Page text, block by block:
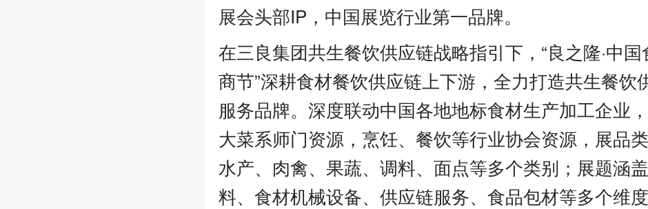
展会头部IP，中国展览行业第一品牌。
在三良集团共生餐饮供应链战略指引下，“良之隆·中
商节”深耕食材餐饮供应链上下游，全力打造共生餐饮
服务品牌。深度联动中国各地地标食材生产加工企业
大菜系师门资源，烹饪、餐饮等行业协会资源，展品
水产、肉禽、果蔬、调料、面点等多个类别；展题涵
料、食材机械设备、供应链服务、食品包材等多个维